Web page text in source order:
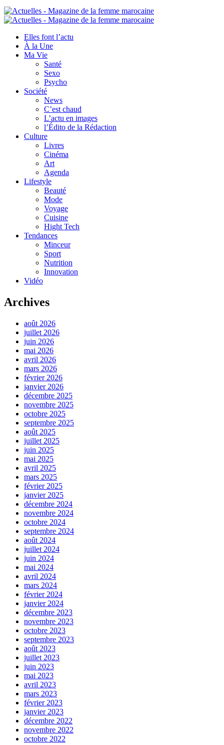
Elles font l’actu
À la Une
Ma Vie
Santé
Sexo
Psycho
Société
News
C’est chaud
L’actu en images
l’Édito de la Rédaction
Culture
Livres
Cinéma
Art
Agenda
Lifestyle
Beauté
Mode
Voyage
Cuisine
Hight Tech
Tendances
Minceur
Sport
Nutrition
Innovation
Vidéo
Archives
août 2026
juillet 2026
juin 2026
mai 2026
avril 2026
mars 2026
février 2026
janvier 2026
décembre 2025
novembre 2025
octobre 2025
septembre 2025
août 2025
juillet 2025
juin 2025
mai 2025
avril 2025
mars 2025
février 2025
janvier 2025
décembre 2024
novembre 2024
octobre 2024
septembre 2024
août 2024
juillet 2024
juin 2024
mai 2024
avril 2024
mars 2024
février 2024
janvier 2024
décembre 2023
novembre 2023
octobre 2023
septembre 2023
août 2023
juillet 2023
juin 2023
mai 2023
avril 2023
mars 2023
février 2023
janvier 2023
décembre 2022
novembre 2022
octobre 2022